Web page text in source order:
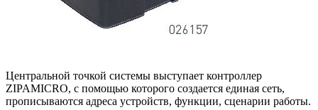
Центральной точкой системы выступает контроллер
ZIPAMICRO, с помощью которого создается единая сеть,
прописываются адреса устройств, функции, сценарии работы.